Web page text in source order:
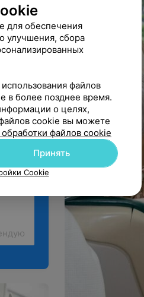
при
для обеспечения
улучшения, сбора
файлов
в более позднее время.
о целях,
cookie вы можете
файлов cookie
Принять
Cookie